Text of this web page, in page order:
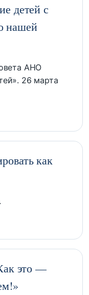
детей с
нашей
АНО
26 марта
как
это —